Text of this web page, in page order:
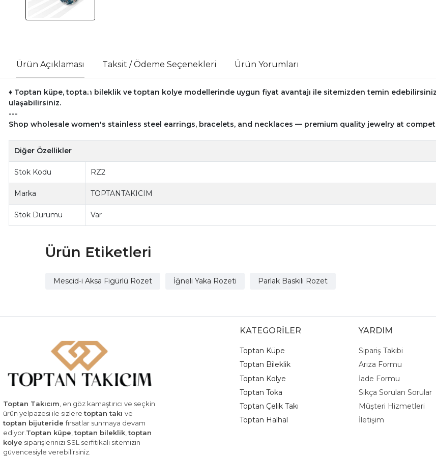
Ürün Açıklaması Taksit / Ödeme Seçenekleri Ürün Yorumları
♦ Toptan küpe, toptan bileklik ve toptan kolye modellerinde uygun fiyat avantajı ile sitemizden temin
ulaşabilirsiniz.
---
Shop wholesale women's stainless steel earrings, bracelets, and necklaces — premium quality jewelry at
Diğer Özellikler
Stok Kodu RZ2
Marka TOPTANTAKICIM
Stok Durumu Var
Ürün Etiketleri
Mescid-i Aksa Figürlü Rozet İğneli Yaka Rozeti Parlak Baskılı Rozet
Toptan Takıcım, en göz kamaştırıcı ve seçkin
ürün yelpazesi ile sizleretoptan takı ve
toptan bijuteridefırsatlar sunmaya devam
ediyor.Toptan küpe,toptan bileklik,toptan
kolye siparişlerinizi SSL serfitikali sitemizin
güvencesiyle verebilirsiniz.
KATEGORİLER
Toptan Küpe
Toptan Bileklik
Toptan Kolye
Toptan Toka
Toptan Çelik Takı
Toptan Halhal
YARDIM
Sipariş Takibi
Arıza Formu
İade Formu
Sıkça Sorulan Sorular
Müşteri Hizmetleri
İletişim